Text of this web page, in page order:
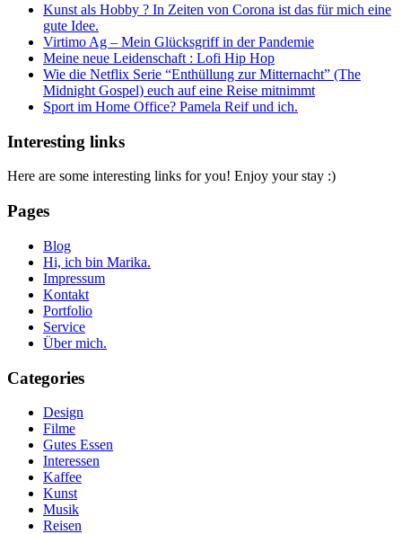
Kunst als Hobby ? In Zeiten von Corona ist das für mich eine
gute Idee.
Virtimo Ag – Mein Glücksgriff in der Pandemie
Meine neue Leidenschaft : Lofi Hip Hop
Wie die Netflix Serie “Enthüllung zur Mitternacht” (The
Midnight Gospel) euch auf eine Reise mitnimmt
Sport im Home Office? Pamela Reif und ich.
Interesting links
Here are some interesting links for you! Enjoy your stay :)
Pages
Blog
Hi, ich bin Marika.
Impressum
Kontakt
Portfolio
Service
Über mich.
Categories
Design
Filme
Gutes Essen
Interessen
Kaffee
Kunst
Musik
Reisen